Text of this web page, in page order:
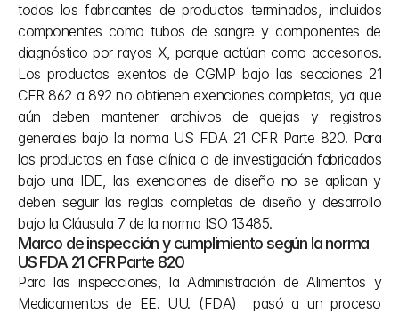
todos los fabricantes de productos terminados, incluidos
componentes como tubos de sangre y componentes de
diagnóstico por rayos X, porque actúan como accesorios.
Los productos exentos de CGMP bajo las secciones 21
CFR 862 a 892 no obtienen exenciones completas, ya que
aún deben mantener archivos de quejas y registros
generales bajo la norma US FDA 21 CFR Parte 820. Para
los productos en fase clínica o de investigación fabricados
bajo una IDE, las exenciones de diseño no se aplican y
deben seguir las reglas completas de diseño y desarrollo
bajo la Cláusula 7 de la norma ISO 13485.
Marco de inspección y cumplimiento según la norma
US FDA 21 CFR Parte 820
Para las inspecciones, la Administración de Alimentos y
Medicamentos de EE. UU. (FDA)  pasó a un proceso